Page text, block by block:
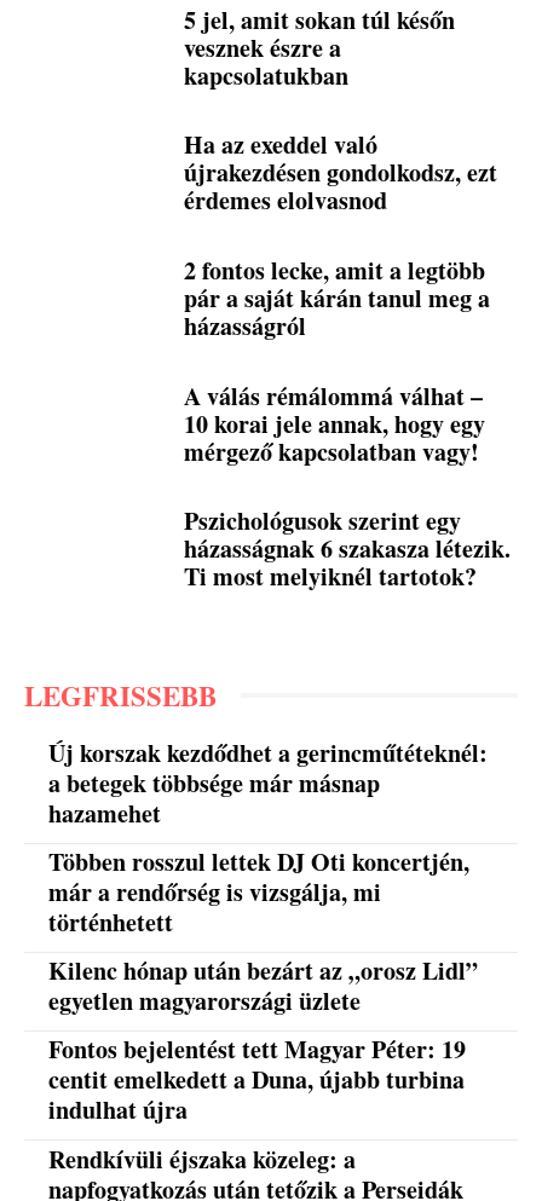
5 jel, amit sokan túl későn
vesznek észre a
kapcsolatukban
Ha az exeddel való
újrakezdésen gondolkodsz, ezt
érdemes elolvasnod
2 fontos lecke, amit a legtöbb
pár a saját kárán tanul meg a
házasságról
A válás rémálommá válhat –
10 korai jele annak, hogy egy
mérgező kapcsolatban vagy!
Pszichológusok szerint egy
házasságnak 6 szakasza létezik.
Ti most melyiknél tartotok?
LEGFRISSEBB
Új korszak kezdődhet a gerincműtéteknél:
a betegek többsége már másnap
hazamehet
Többen rosszul lettek DJ Oti koncertjén,
már a rendőrség is vizsgálja, mi
történhetett
Kilenc hónap után bezárt az „orosz Lidl”
egyetlen magyarországi üzlete
Fontos bejelentést tett Magyar Péter: 19
centit emelkedett a Duna, újabb turbina
indulhat újra
Rendkívüli éjszaka közeleg: a
napfogyatkozás után tetőzik a Perseidák